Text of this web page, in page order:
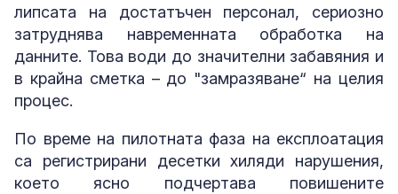
липсата на достатъчен персонал, сериозно
затруднява навременната обработка на
данните. Това води до значителни забавяния и
в крайна сметка – до "замразяване“ на целия
процес.
По време на пилотната фаза на експлоатация
са регистрирани десетки хиляди нарушения,
което ясно подчертава повишените